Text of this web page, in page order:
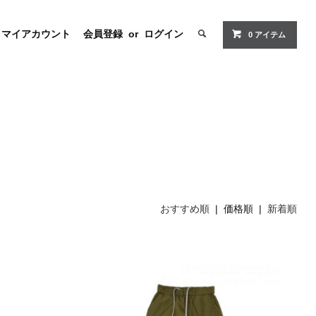
マイアカウント 会員登録 or ログイン 0 アイテム
おすすめ順 | 価格順 | 新着順